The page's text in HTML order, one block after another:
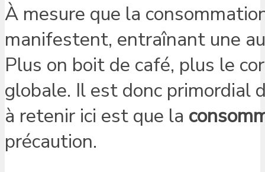
À mesure que la
manifestent, entraînant une
Plus on boit de café, plus le
globale. Il est donc primordial
à retenir ici est que la
précaution.